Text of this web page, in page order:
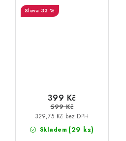
půllitr
33 %
Skladem (29 ks)
329,75 Kč bez DPH
399 Kč
599 Kč